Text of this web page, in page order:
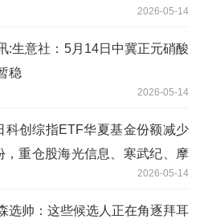
2026-05-14
:生意社：5月14日中冀正元硝酸
稳
2026-05-14
科创综指ETF华夏基金份额减少
，重仓股海光信息、寒武纪、摩
2026-05-14
选帅：这些候选人正在角逐拜耳